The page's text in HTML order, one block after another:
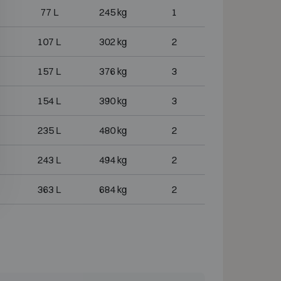
77 L 245 kg 1
107 L 302 kg 2
157 L 376 kg 3
154 L 390 kg 3
235 L 480 kg 2
243 L 494 kg 2
363 L 684 kg 2